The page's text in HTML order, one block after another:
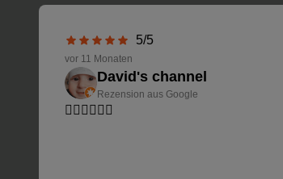
5/5
vor 11 Monaten
David's channel
Rezension aus Google
👍🏻👍🏻👍🏻